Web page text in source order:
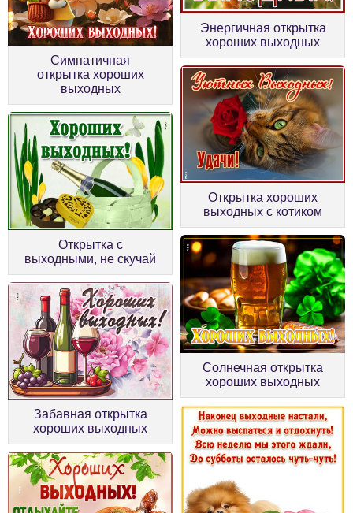
Симпатичная
открытка хороших
выходных
Энергичная открытка
хороших выходных
Открытка с
выходными, не скучай
Открытка хороших
выходных с котиком
Забавная открытка
хороших выходных
Солнечная открытка
хороших выходных